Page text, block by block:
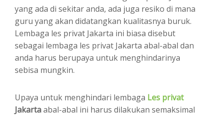
yang ada di sekitar anda, ada juga resiko di mana
guru yang akan didatangkan kualitasnya buruk.
Lembaga les privat Jakarta ini biasa disebut
sebagai lembaga les privat Jakarta abal-abal dan
anda harus berupaya untuk menghindarinya
sebisa mungkin.
Upaya untuk menghindari lembaga Les privat
Jakartaabal-abal ini harus dilakukan semaksimal